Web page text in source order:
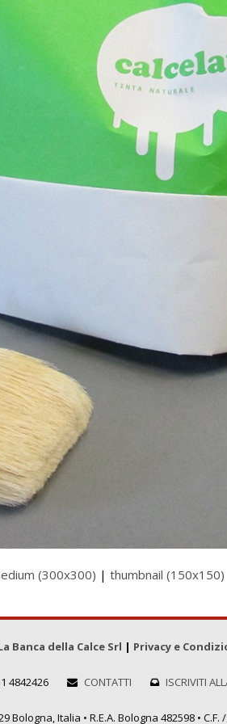
(300x300) | thumbnail (150x150)
Banca della Calce Srl | Privacy e
4842426 CONTATTI ISCRIVITI
Italia • R.E.A. Bologna 482598 • C.F.